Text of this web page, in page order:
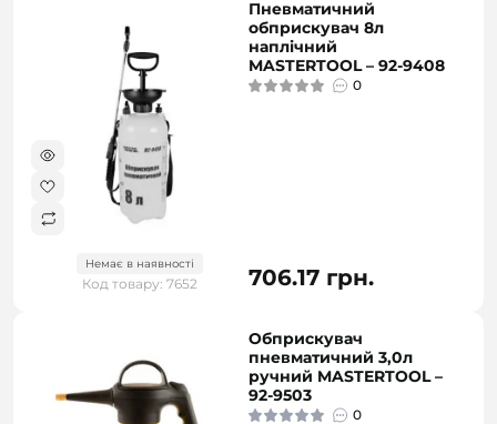
Немає в наявності
Код товару: 7652
Пневматичний
обприскувач 8л
наплічний
MASTERTOOL – 92-9408
0
706.17 грн.
Обприскувач
пневматичний 3,0л
ручний MASTERTOOL –
92-9503
0